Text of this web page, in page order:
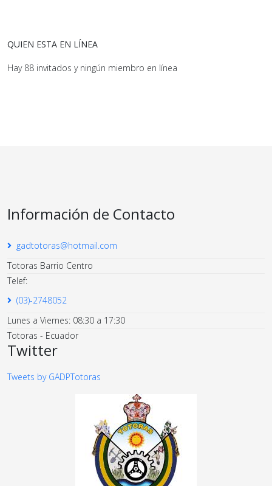
QUIEN ESTA EN LÍNEA
Hay 88 invitados y ningún miembro en línea
Información de Contacto
gadtotoras@hotmail.com
Totoras Barrio Centro
Telef:
(03)-2748052
Lunes a Viernes: 08:30 a 17:30
Totoras - Ecuador
Twitter
Tweets by GADPTotoras